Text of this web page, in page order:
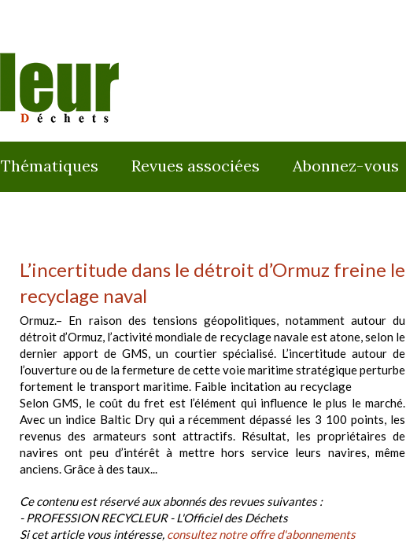
Thématiques Revues associées Abonnez-vous
L’incertitude dans le détroit d’Ormuz freine le
recyclage naval
Ormuz.– En raison des tensions géopolitiques, notamment autour du
détroit d’Ormuz, l’activité mondiale de recyclage navale est atone, selon le
dernier apport de GMS, un courtier spécialisé. L’incertitude autour de
l’ouverture ou de la fermeture de cette voie maritime stratégique perturbe
fortement le transport maritime. Faible incitation au recyclage
Selon GMS, le coût du fret est l’élément qui influence le plus le marché.
Avec un indice Baltic Dry qui a récemment dépassé les 3 100 points, les
revenus des armateurs sont attractifs. Résultat, les propriétaires de
navires ont peu d’intérêt à mettre hors service leurs navires, même
anciens. Grâce à des taux...
Ce contenu est réservé aux abonnés des revues suivantes :
- PROFESSION RECYCLEUR - L'Officiel des Déchets
Si cet article vous intéresse, consultez notre offre d'abonnements